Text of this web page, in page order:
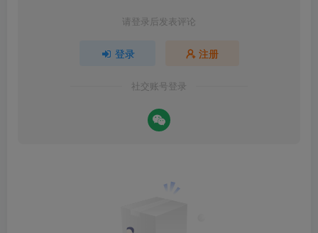
请登录后发表评论
登录 注册
社交账号登录